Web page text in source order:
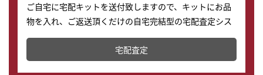
ご自宅に宅配キットを送付致しますので、キットにお品
物を入れ、ご返送頂くだけの自宅完結型の宅配査定シス
テムです。
配送でも簡単&安全に査定・買取に出すことが可能で
す。
宅配査定